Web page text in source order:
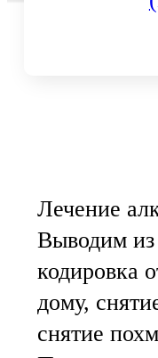
Лечение
Выводим из
кодировка
дому,
снятие